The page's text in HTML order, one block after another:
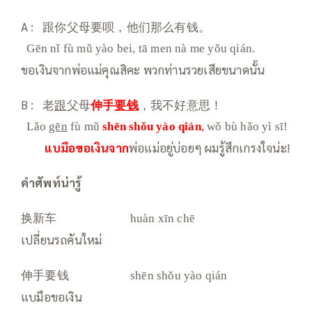
A : 跟你父母要呗，他们那么有钱。
Gēn nǐ fù mǔ yào bei, tā men nà me yǒu qián.
ขอเงินจากพ่อแม่คุณสิคะ พวกท่านรวยเสียขนาดนั้น
B : 老跟父母伸手要钱，我不好意思！
Lǎo gēn fù mǔshēn shǒu yào qián, wǒ bù hǎo yì sī!
แบมือขอเงินจากพ่อแม่อยู่บ่อยๆ ผมรู้สึกเกรงใจน่ะ!
คำศัพท์น่ารู้
换新车 huàn xīn chē
เปลี่ยนรถคันใหม่
伸手要钱 shēn shǒu yào qián
แบมือขอเงิน